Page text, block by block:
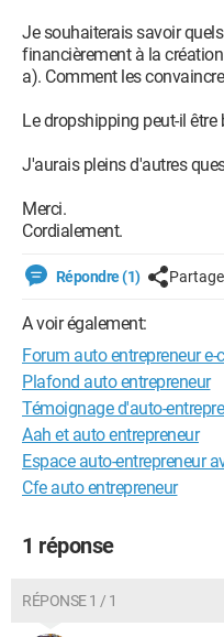
Je souhaiterais savoir
financièrement à la
a). Comment les
Le dropshipping peut-il être
J'aurais pleins d'autres
Merci.
Cordialement.
Répondre (1)
A voir également:
Forum auto entrepreneur e-
Plafond auto entrepreneur
Témoignage d'auto-
Aah et auto entrepreneur
Espace auto-entrepreneur
Cfe auto entrepreneur
1 réponse
RÉPONSE 1 / 1